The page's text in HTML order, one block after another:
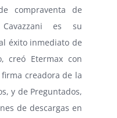
compraventa de
es su
éxito inmediato de
creó Etermax con
creadora de la
y de Preguntados,
de descargas en